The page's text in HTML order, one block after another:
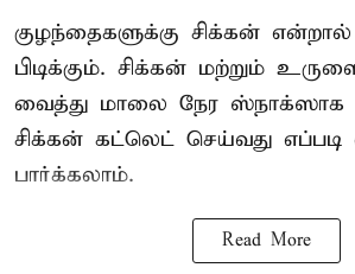
குழந்தைகளுக்கு சிக்கன் என்றால்
பிடிக்கும். சிக்கன் மற்றும்
வைத்து மாலை நேர ஸ்நாக்ஸாக
சிக்கன் கட்லெட் செய்வது எப்படி
பார்க்கலாம்.
Read More